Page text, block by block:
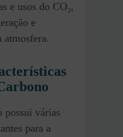
e usos do CO₂,
e
atmosfera.
possui várias
para a